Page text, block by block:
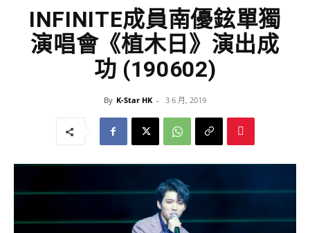
INFINITE成員南優鉉單獨
演唱會《植木日》演出成
功 (190602)
By K-Star HK - 3 6 月, 2019